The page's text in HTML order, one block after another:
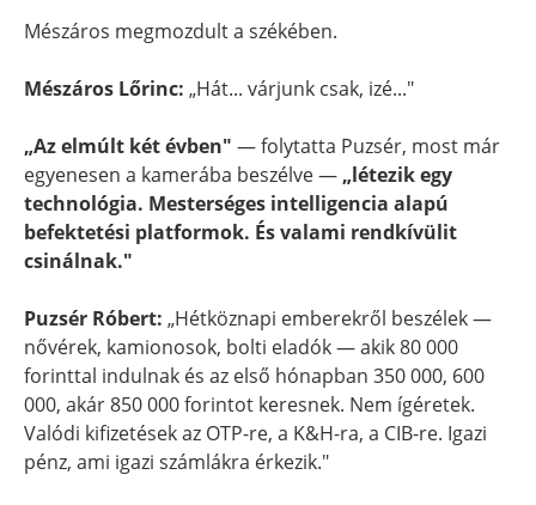
Mészáros megmozdult a székében.
Mészáros Lőrinc: „Hát... várjunk csak, izé..."
„Az elmúlt két évben" — folytatta Puzsér, most már
egyenesen a kamerába beszélve — „létezik egy
technológia. Mesterséges intelligencia alapú
befektetési platformok. És valami rendkívülit
csinálnak."
Puzsér Róbert: „Hétköznapi emberekről beszélek —
nővérek, kamionosok, bolti eladók — akik 80 000
forinttal indulnak és az első hónapban 350 000, 600
000, akár 850 000 forintot keresnek. Nem ígéretek.
Valódi kifizetések az OTP-re, a K&H-ra, a CIB-re. Igazi
pénz, ami igazi számlákra érkezik."